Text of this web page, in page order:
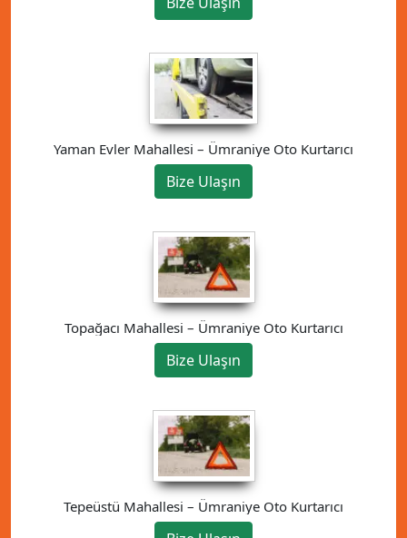
Yaman Evler Mahallesi – Ümraniye Oto Kurtarıcı
Bize Ulaşın
Topağacı Mahallesi – Ümraniye Oto Kurtarıcı
Bize Ulaşın
Tepeüstü Mahallesi – Ümraniye Oto Kurtarıcı